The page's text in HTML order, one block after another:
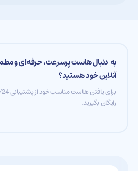
به دنبال هاست پرسرعت، حرفه‌ای و
آنلاین خود هستید؟
رایگان بگیرید.